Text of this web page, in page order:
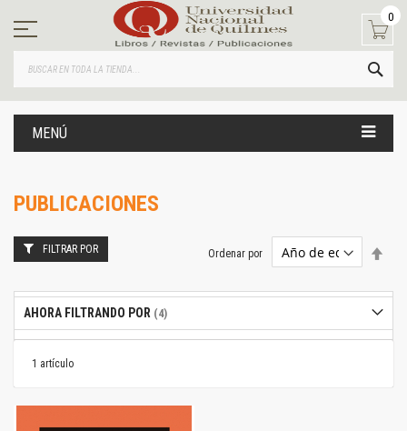
contenido
0
MENÚ
PUBLICACIONES
1 artículo
Ordenar por
FILTRAR POR
AHORA FILTRANDO POR